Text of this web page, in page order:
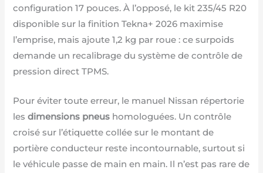
configuration 17 pouces. À l’opposé, le kit 235/45 R20
disponible sur la finition Tekna+ 2026 maximise
l’emprise, mais ajoute 1,2 kg par roue : ce surpoids
demande un recalibrage du système de contrôle de
pression direct TPMS.
Pour éviter toute erreur, le manuel Nissan répertorie
lesdimensions pneus homologuées. Un contrôle
croisé sur l’étiquette collée sur le montant de
portière conducteur reste incontournable, surtout si
le véhicule passe de main en main. Il n’est pas rare de